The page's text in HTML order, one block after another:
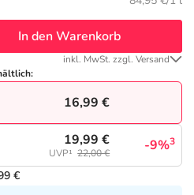
In den Warenkorb
inkl. MwSt. zzgl. Versand
16,99 €
19,99 €
UVP¹ 22,00 € -9%3
€